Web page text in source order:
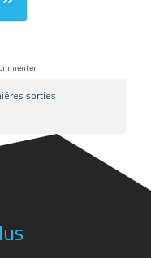
sorties